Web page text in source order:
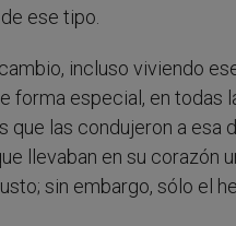
ese tipo.
incluso viviendo
forma especial, en todas
que las condujeron a esa
llevaban en su corazón
sin embargo, sólo el